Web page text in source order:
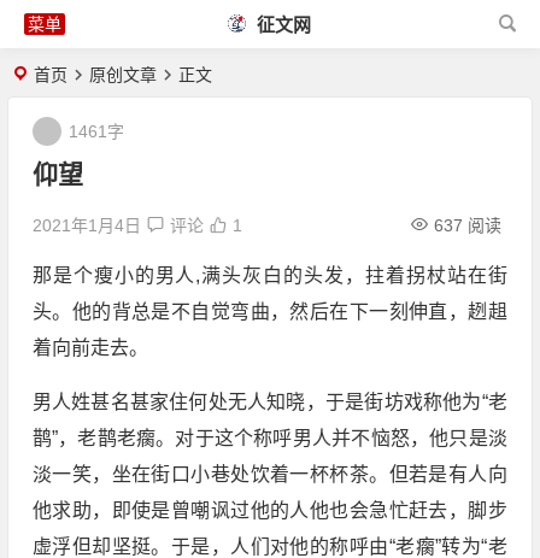
征文网
首页 原创文章 正文
仰望
2021年1月4日 评论 637 阅读
1
1461字
那是个瘦小的男人,满头灰白的头发，拄着拐杖站在街
头。他的背总是不自觉弯曲，然后在下一刻伸直，趔趄
着向前走去。
男人姓甚名甚家住何处无人知晓，于是街坊戏称他为“老
鹊”，老鹊老瘸。对于这个称呼男人并不恼怒，他只是淡
淡一笑，坐在街口小巷处饮着一杯杯茶。但若是有人向
他求助，即使是曾嘲讽过他的人他也会急忙赶去，脚步
虚浮但却坚挺。于是，人们对他的称呼由“老瘸”转为“老